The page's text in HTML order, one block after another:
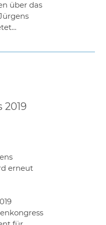
über das
erneut